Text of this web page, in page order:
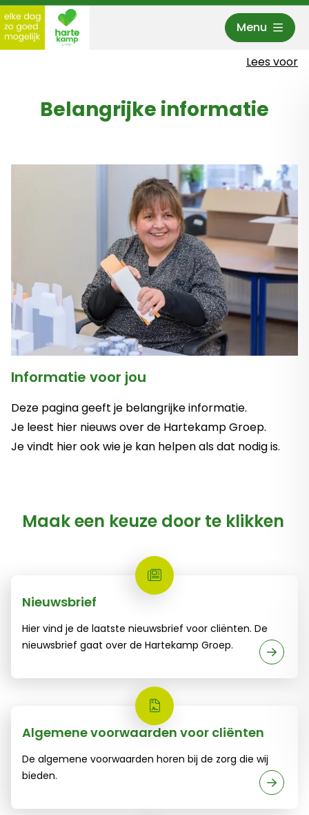
Menu
Lees voor
Belangrijke informatie
Informatie voor jou
Deze pagina geeft je belangrijke informatie.
Je leest hier nieuws over de Hartekamp Groep.
Je vindt hier ook wie je kan helpen als dat nodig is.
Maak een keuze door te klikken
Nieuwsbrief
Hier vind je de laatste nieuwsbrief voor cliënten. De
nieuwsbrief gaat over de Hartekamp Groep.
Algemene voorwaarden voor cliënten
De algemene voorwaarden horen bij de zorg die wij
bieden.
Algemene voorwaarden uitleg voor cliënten